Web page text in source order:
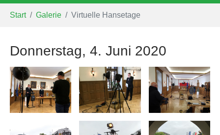
Start Galerie Virtuelle Hansetage
Donnerstag, 4. Juni 2020